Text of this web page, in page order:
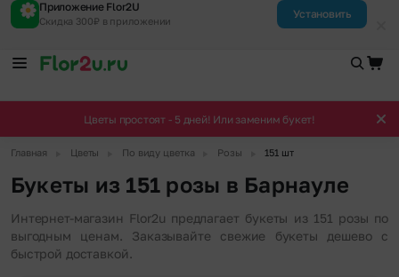
Приложение Flor2U
Скидка 300₽ в приложении
Установить
Цветы простоят - 5 дней! Или заменим букет!
Главная Цветы По виду цветка Розы 151 шт
Букеты из 151 розы в Барнауле
Интернет-магазин Flor2u предлагает букеты из 151 розы по
выгодным ценам. Заказывайте свежие букеты дешево с
быстрой доставкой.